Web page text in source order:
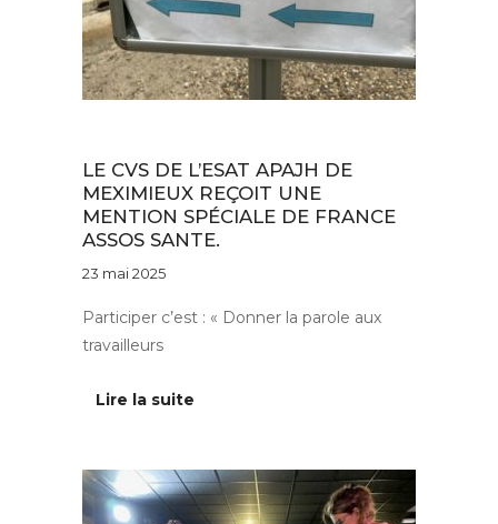
LE CVS DE L’ESAT APAJH DE
MEXIMIEUX REÇOIT UNE
MENTION SPÉCIALE DE FRANCE
ASSOS SANTE.
23 mai 2025
Participer c’est : « Donner la parole aux
travailleurs
Lire la suite